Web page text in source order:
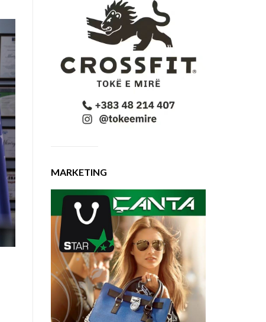
MARKETING